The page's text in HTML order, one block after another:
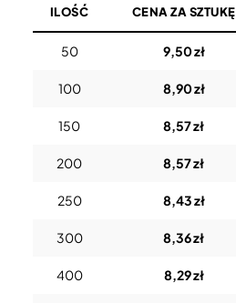
ILOŚĆ CENA ZA SZTUKĘ
50 9,50 zł
100 8,90 zł
150 8,57 zł
200 8,57 zł
250 8,43 zł
300 8,36 zł
400 8,29 zł